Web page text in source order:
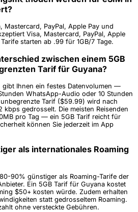
Mastercard, PayPal, Apple Pay und
Visa, Mastercard, PayPal, Apple
starten ab .99 für 1GB/7 Tage.
zwischen einem 5GB
Tarif für Guyana?
gibt Ihnen ein festes Datenvolumen —
WhatsApp-Audio oder 10 Stunden
unbegrenzte Tarif ($59.99) wird nach
kbps gedrosselt. Die meisten Reisenden
pro Tag — ein 5GB Tarif reicht für
können Sie jederzeit im App
als internationales Roaming
90% günstiger als Roaming-Tarife der
Ein 5GB Tarif für Guyana kostet
$50+ kosten würde. Zudem erhalten
statt gedrosseltem Roaming.
ohne versteckte Gebühren.